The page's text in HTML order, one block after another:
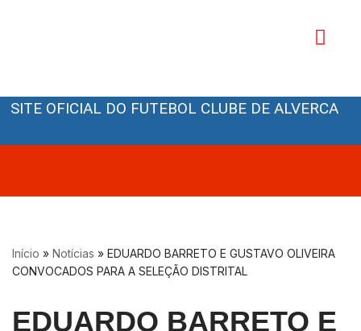
conteúdo
SITE OFICIAL DO FUTEBOL CLUBE DE ALVERCA
Início » Notícias » EDUARDO BARRETO E GUSTAVO OLIVEIRA
CONVOCADOS PARA A SELEÇÃO DISTRITAL
EDUARDO BARRETO E